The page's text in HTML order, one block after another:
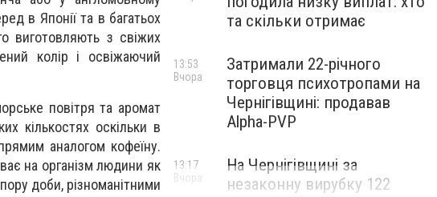
в Японії та в багатьох
виготовляють з свіжих
колір і освіжаючий
повітря та аромат
кількостях оскільки в
аналогом кофеїну.
на організм людини як
доби, різноманітними
та скільки отримає
Затримали 22-річного
торговця психотропами на
Чернігівщині: продавав
Alpha-PVP
13:53
Вчора
На Чернігівщині за
незаконну вирубку 122
13:17
Вчора